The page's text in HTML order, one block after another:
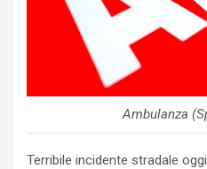
Ambulanza
Terribile incidente stradale